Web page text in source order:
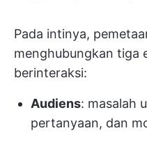
Pada intinya,
menghubungkan tiga
berinteraksi:
Audiens: masalah
pertanyaan, dan